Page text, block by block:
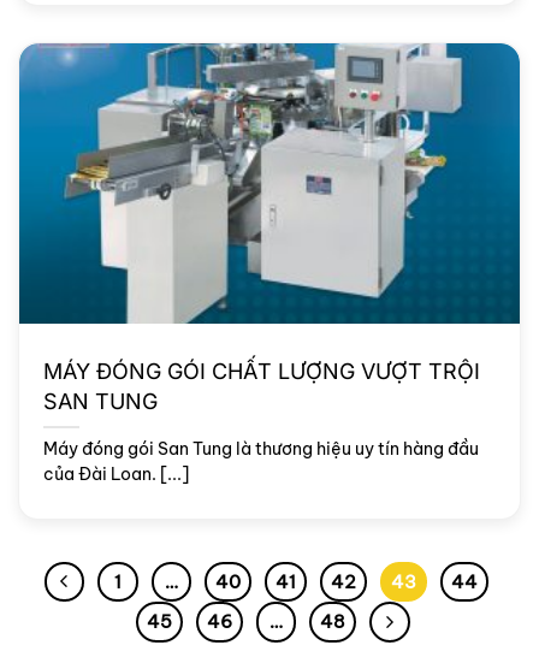
MÁY ĐÓNG GÓI CHẤT LƯỢNG VƯỢT TRỘI
SAN TUNG
Máy đóng gói San Tung là thương hiệu uy tín hàng đầu
của Đài Loan. [...]
1 … 40 41 42 43
44
45
46 … 48